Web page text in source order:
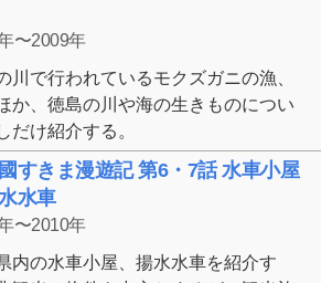
〜2009年
川で行われているモクズガニの漁、
か、徳島の川や海の生きものについ
だけ紹介する。
すきま漫遊記 第6・7話 水車小屋
水車
〜2010年
内の水車小屋、揚水水車を紹介す